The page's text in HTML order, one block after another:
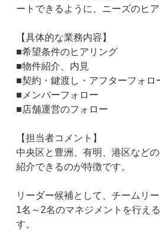
ートできるように、ニーズのヒ
【具体的な業務内容】
■希望条件のヒアリング
■物件紹介、内見
■契約・鍵渡し・アフターフォロ
■メンバーフォロー
■店舗運営のフォロー
【担当者コメント】
中央区と豊洲、有明、港区など
紹介できるのが特徴です。
リーダー候補として、チームリ
1名～2名のマネジメントを行え
す。